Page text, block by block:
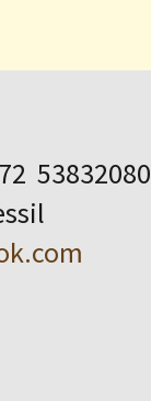
53832080